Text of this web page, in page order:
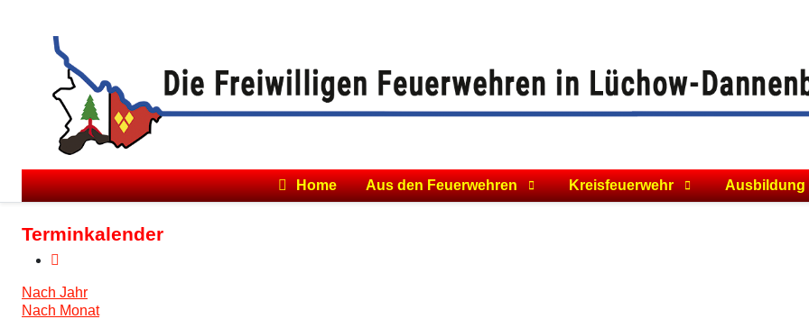
Home Aus den Feuerwehren Kreisfeuerwehr Ausbildung
Terminkalender
Nach Jahr
Nach Monat